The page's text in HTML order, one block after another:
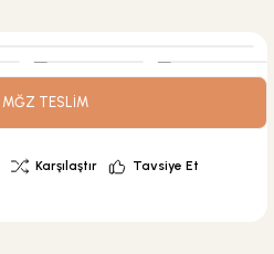
MĞZ TESLİM
Karşılaştır
Tavsiye Et